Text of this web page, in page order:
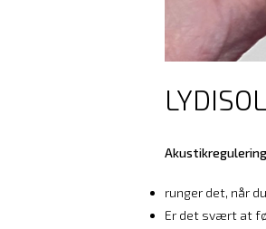
runger det, når
Er det svært at